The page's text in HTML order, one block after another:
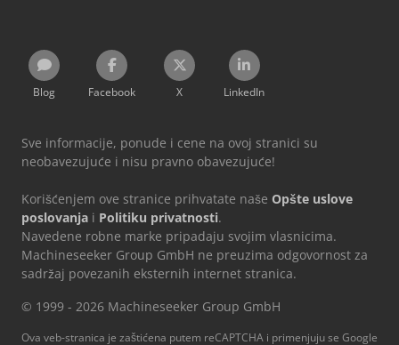
Blog Facebook X LinkedIn
Sve informacije, ponude i cene na ovoj stranici su
neobavezujuće i nisu pravno obavezujuće!
Korišćenjem ove stranice prihvatate naše Opšte uslove
poslovanja i Politiku privatnosti.
Navedene robne marke pripadaju svojim vlasnicima.
Machineseeker Group GmbH ne preuzima odgovornost za
sadržaj povezanih eksternih internet stranica.
© 1999 - 2026 Machineseeker Group GmbH
Ova veb-stranica je zaštićena putem reCAPTCHA i primenjuju se Google